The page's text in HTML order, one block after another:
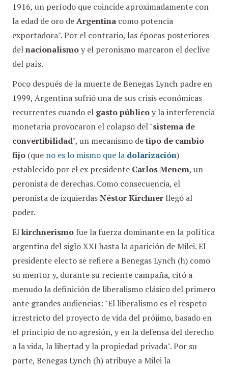
1916, un período que coincide aproximadamente con
la edad de oro deArgentina como potencia
exportadora". Por el contrario, las épocas posteriores
delnacionalismoy el peronismo marcaron el declive
del país.
Poco después de la muerte de Benegas Lynch padre en
1999, Argentina sufrió una de sus crisis económicas
recurrentes cuando el gasto públicoy la interferencia
monetaria provocaron el colapso del "sistema de
convertibilidad", un mecanismo detipo de cambio
fijo (que no es lo mismo que la dolarización)
establecido por el ex presidente Carlos Menem, un
peronista de derechas. Como consecuencia, el
peronista de izquierdasNéstor Kirchner llegó al
poder.
Elkirchnerismo fue la fuerza dominante en la política
argentina del siglo XXI hasta la aparición de Milei. El
presidente electo se refiere a Benegas Lynch (h) como
su mentor y, durante su reciente campaña, citó a
menudo la definición de liberalismo clásico del primero
ante grandes audiencias: "El liberalismo es el respeto
irrestricto del proyecto de vida del prójimo, basado en
el principio de no agresión, y en la defensa del derecho
a la vida, la libertad y la propiedad privada". Por su
parte, Benegas Lynch (h) atribuye a Milei la